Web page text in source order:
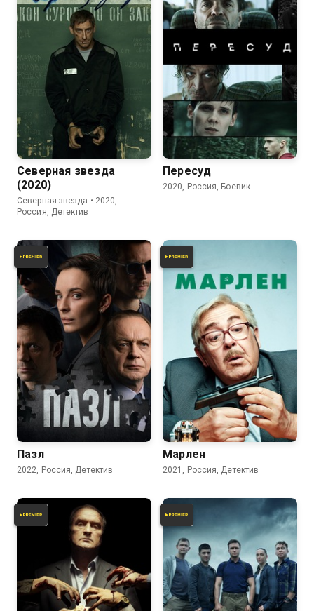
6.9
Северная звезда
(2020)
Северная звезда • 2020,
Россия, Детектив
5.9
Пересуд
2020, Россия, Боевик
7.1
Пазл
2022, Россия, Детектив
6.5
Марлен
2021, Россия, Детектив